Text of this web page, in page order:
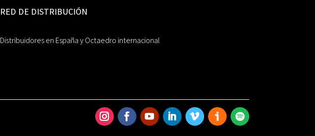
RED DE DISTRIBUCIÓN
Distribuidores en España y Octaedro internacional